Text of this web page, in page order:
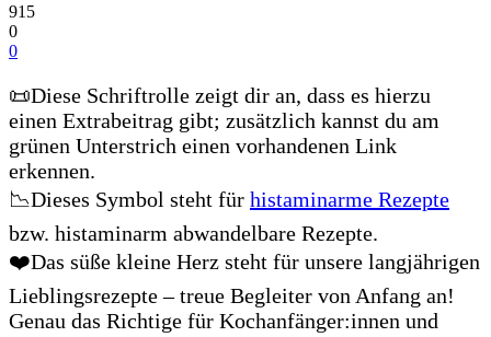
915
0
0
📜Diese Schriftrolle zeigt dir an, dass es hierzu
einen Extrabeitrag gibt; zusätzlich kannst du am
grünen Unterstrich einen vorhandenen Link
erkennen.
📉Dieses Symbol steht für histaminarme Rezepte
bzw. histaminarm abwandelbare Rezepte.
❤️Das süße kleine Herz steht für unsere langjährigen
Lieblingsrezepte – treue Begleiter von Anfang an!
Genau das Richtige für Kochanfänger:innen und